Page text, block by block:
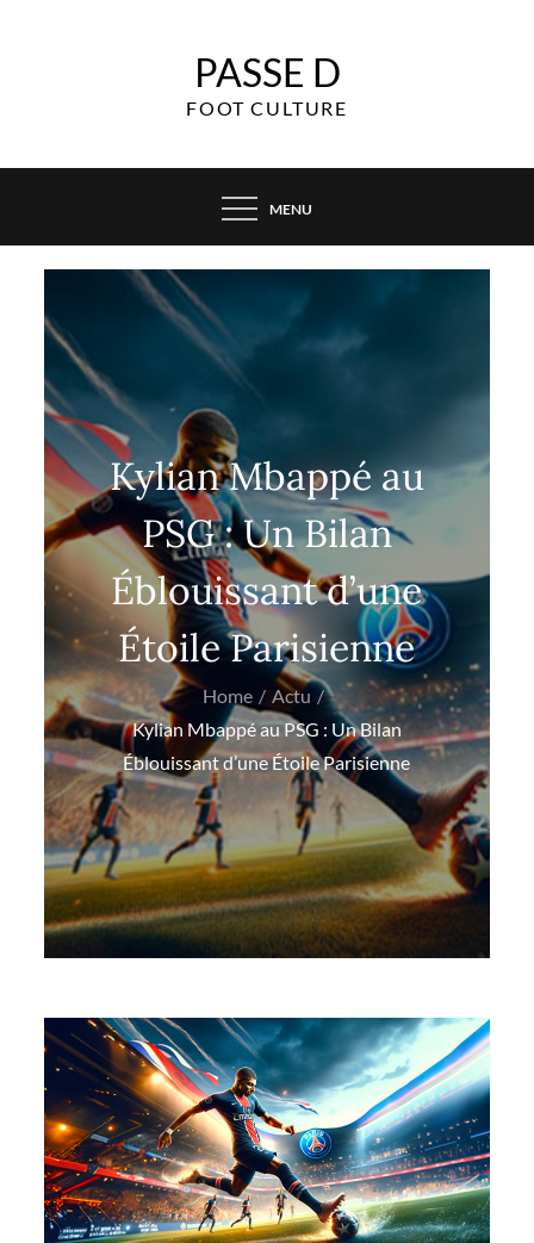
PASSE D
FOOT CULTURE
MENU
Kylian Mbappé au
PSG : Un Bilan
Éblouissant d’une
Étoile Parisienne
Home
Actu
Kylian Mbappé au PSG : Un Bilan
Éblouissant d’une Étoile Parisienne